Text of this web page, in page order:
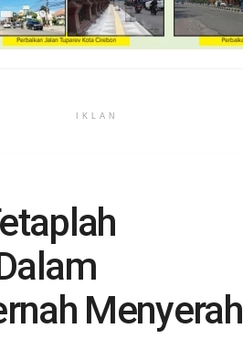
IKLAN
Menyerah